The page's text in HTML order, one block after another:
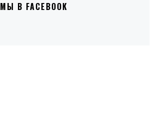
МЫ В FACEBOOK